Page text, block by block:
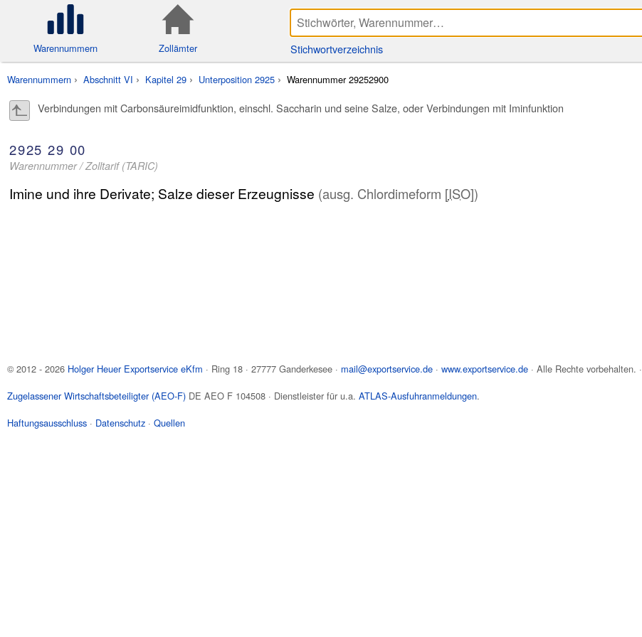
Warennummern Zollämter Stichwortverzeichnis
Warennummern Abschnitt VI Kapitel 29 Unterposition 2925 Warennummer 29252900
Verbindungen mit Carbonsäureimidfunktion, einschl. Saccharin und seine Salze, oder Verbindungen mit Iminfunktion
2925 29 00
Warennummer / Zolltarif (TARIC)
Imine und ihre Derivate; Salze dieser Erzeugnisse (ausg. Chlordimeform [ISO])
© 2012 - 2026 Holger Heuer Exportservice eKfm · Ring 18 ·27777 Ganderkesee · mail@exportservice.de ·www.exportservice.de · Alle Rechte vorbehalten. ·
Zugelassener Wirtschaftsbeteiligter (AEO-F) DE AEO F 104508 · Dienstleister für u.a.ATLAS-Ausfuhranmeldungen.
Haftungsausschluss · Datenschutz ·Quellen